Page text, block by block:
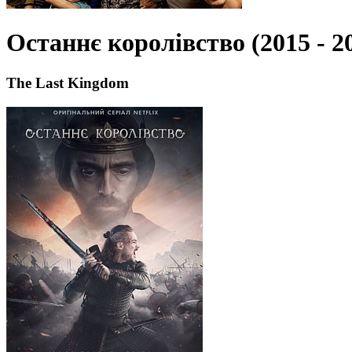
Останнє королівство (2015 -
The Last Kingdom